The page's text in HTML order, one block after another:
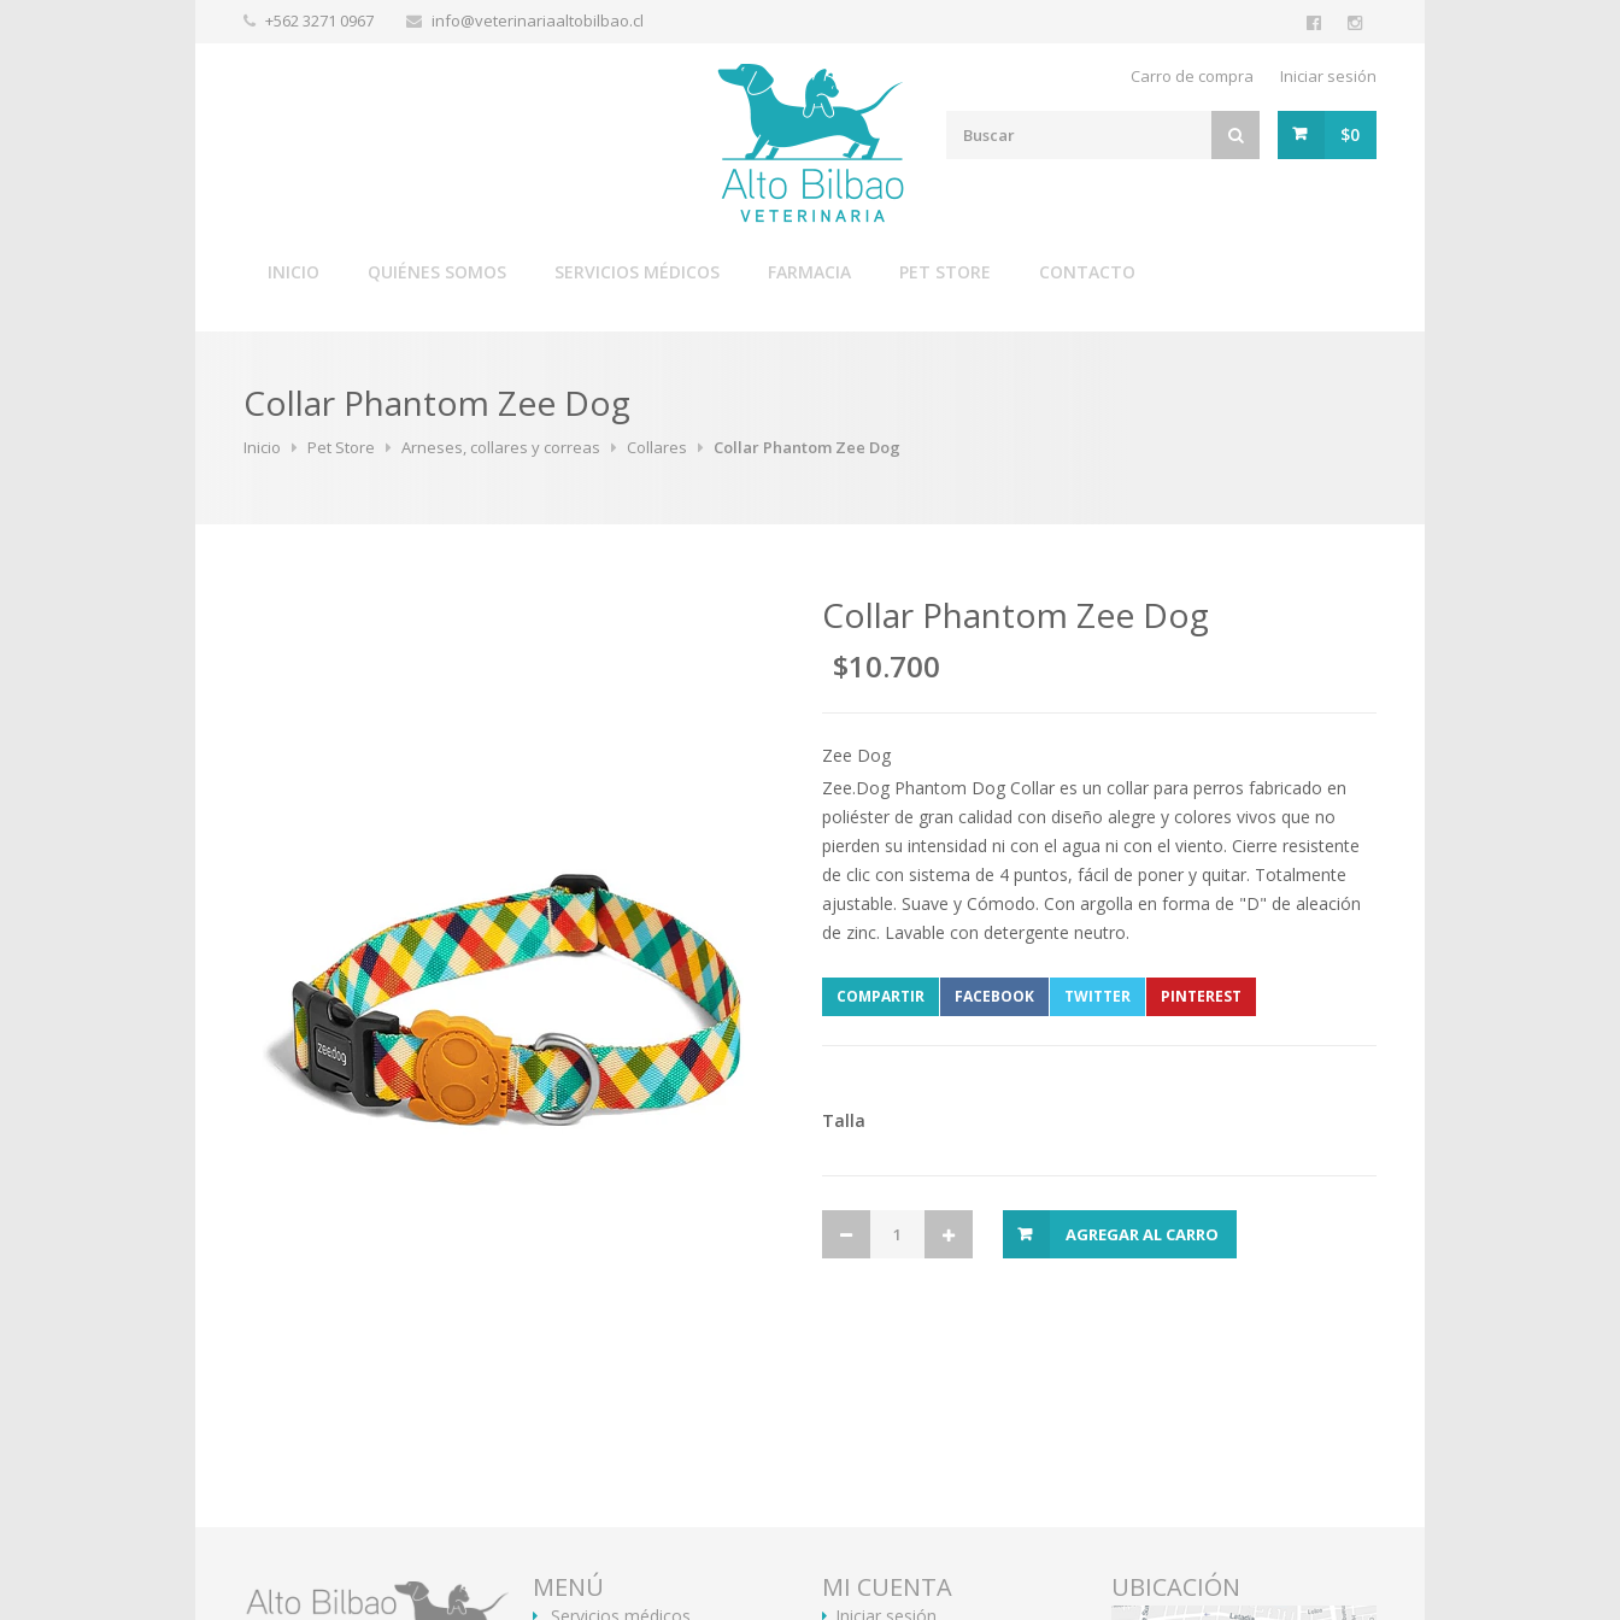
+562 3271 0967 info@veterinariaaltobilbao.cl
Carro de compra Iniciar sesión
$0
INICIO QUIÉNES SOMOS SERVICIOS MÉDICOS FARMACIA PET STORE CONTACTO
Collar Phantom Zee Dog
Inicio Pet Store Arneses, collares y correas Collares Collar Phantom Zee Dog
Collar Phantom Zee Dog
$10.700
Zee Dog
Zee.Dog Phantom Dog Collar es un collar para perros fabricado en
poliéster de gran calidad con diseño alegre y colores vivos que no
pierden su intensidad ni con el agua ni con el viento. Cierre resistente
de clic con sistema de 4 puntos, fácil de poner y quitar. Totalmente
ajustable. Suave y Cómodo. Con argolla en forma de "D" de aleación
de zinc. Lavable con detergente neutro.
COMPARTIR FACEBOOK TWITTER PINTEREST
Talla
AGREGAR AL CARRO
MENÚ MI CUENTA UBICACIÓN